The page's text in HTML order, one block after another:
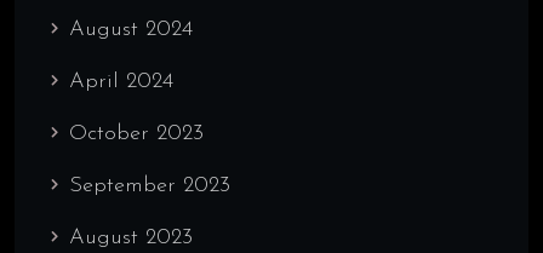
August 2024
April 2024
October 2023
September 2023
August 2023